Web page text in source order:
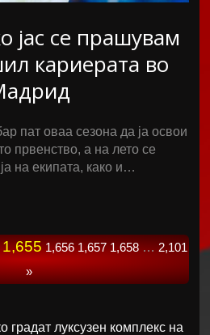
јас се прашувам
кариерата во
пат оваа сезона да ја освои
првенство, а на лето се
на екипата, како и…
1,655 1,656 1,657 1,658 … 2,101
»
градат луксузен комплекс на